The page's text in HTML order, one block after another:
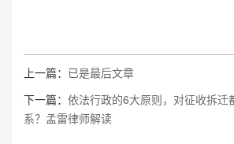
上一篇： 已是最后文章
下一篇： 依法行政的6大原则，对征收拆迁
系？孟雷律师解读